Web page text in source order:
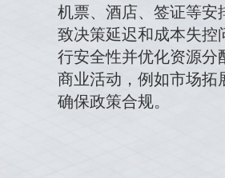
机票、酒店、签证等安
致决策延迟和成本失控
行安全性并优化资源分
商业活动，例如市场拓
确保政策合规。